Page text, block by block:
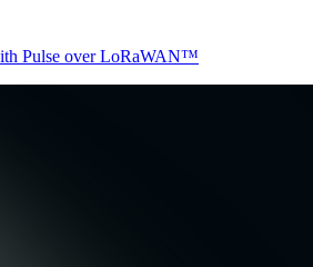
Pulse over LoRaWAN™